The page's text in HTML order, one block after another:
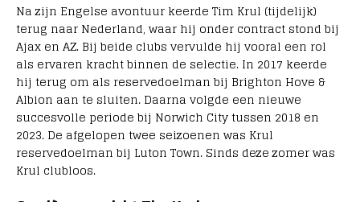
Na zijn Engelse avontuur keerde Tim Krul (tijdelijk)
terug naar Nederland, waar hij onder contract stond bij
Ajax en AZ. Bij beide clubs vervulde hij vooral een rol
als ervaren kracht binnen de selectie. In 2017 keerde
hij terug om als reservedoelman bij Brighton Hove &
Albion aan te sluiten. Daarna volgde een nieuwe
succesvolle periode bij Norwich City tussen 2018 en
2023. De afgelopen twee seizoenen was Krul
reservedoelman bij Luton Town. Sinds deze zomer was
Krul clubloos.